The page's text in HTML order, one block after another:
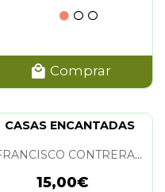
Comprar
CASAS ENCANTADAS
FRANCISCO CONTRERAS GIL
15,00€